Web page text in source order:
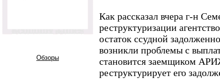
Обзоры
Как рассказал вчера г-н
реструктуризации
остаток ссудной
возникли проблемы с
становится заемщиком
реструктурирует его